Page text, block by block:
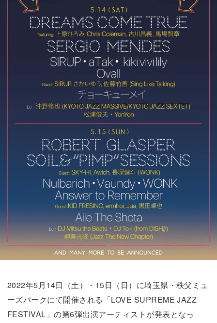
2022年5月14日（土）・15日（日）に埼玉県・秩父ミュ
ーズパークにて開催される「LOVE SUPREME JAZZ
FESTIVAL」の第6弾出演アーティストが発表となっ